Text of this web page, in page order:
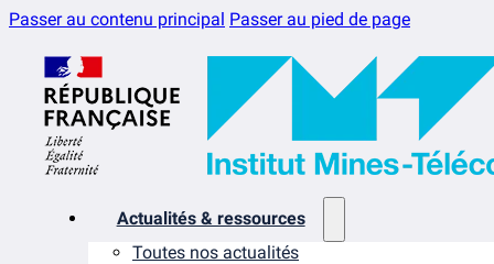
Passer au contenu principal Passer au pied de page
Actualités & ressources
Toutes nos actualités